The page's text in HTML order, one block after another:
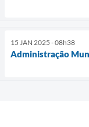
15 JAN 2025 - 08h38
Administração